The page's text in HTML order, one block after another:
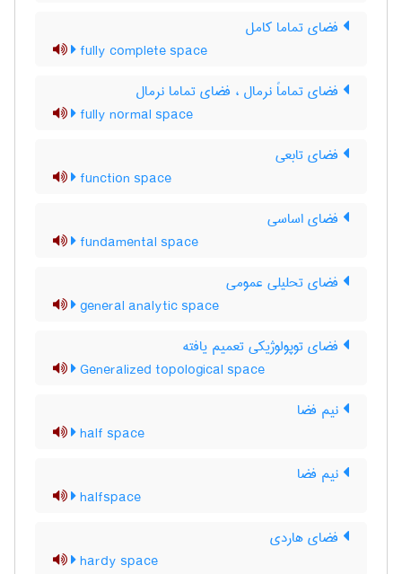
فضای تماما کامل
fully complete space
فضای تماماً نرمال ، فضای تماما نرمال
fully normal space
فضای تابعی
function space
فضای اساسی
fundamental space
فضای تحلیلی عمومی
general analytic space
فضای توپولوژیکی تعمیم یافته
Generalized topological space
نیم فضا
half space
نیم فضا
halfspace
فضای هاردی
hardy space